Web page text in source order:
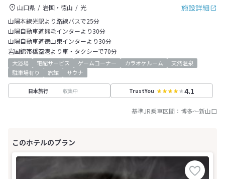
施設詳細
山口県 岩国・徳山
光
山陽本線光駅より路線バスで25分
山陽自動車道熊毛インターより30分
山陽自動車道徳山東インターより30分
岩国錦帯橋空港より車・タクシーで70分
大浴場 宅配サービス ゲームコーナー カラオケルーム
天然温泉
駐車場有り
旅館 サウナ
日本旅行 収集中 TrustYou 4.1
基準JR乗車区間： 博多～新山口